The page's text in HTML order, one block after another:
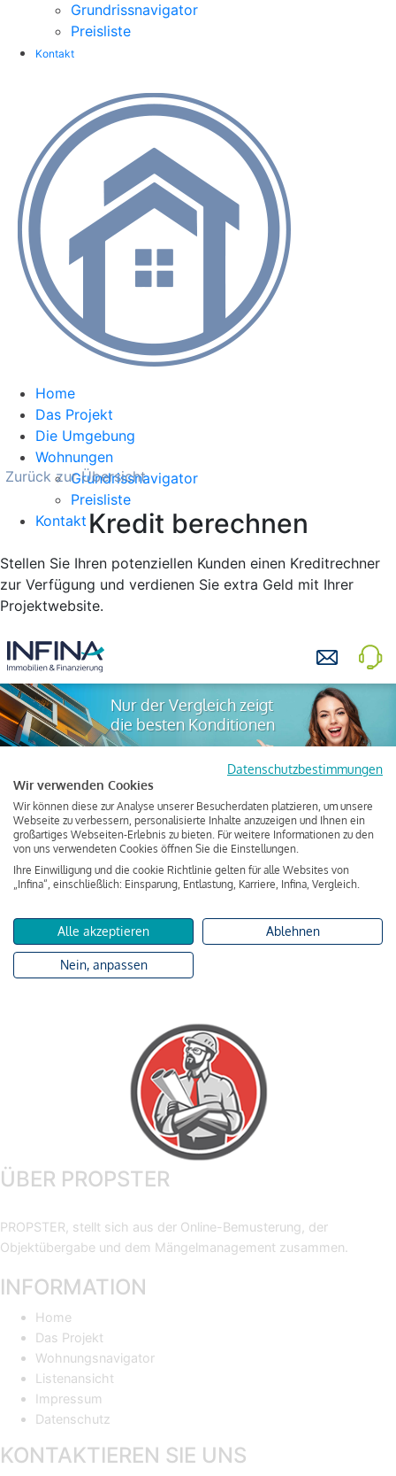
Grundrissnavigator
Preisliste
Kontakt
Home
Das Projekt
Die Umgebung
Wohnungen
Grundrissnavigator
Preisliste
Kontakt
Zurück zur Übersicht
Kredit berechnen
Stellen Sie Ihren potenziellen Kunden einen Kreditrechner
zur Verfügung und verdienen Sie extra Geld mit Ihrer
Projektwebsite.
ÜBER PROPSTER
PROPSTER, stellt sich aus der Online-Bemusterung, der
Objektübergabe und dem Mängelmanagement zusammen.
INFORMATION
Home
Das Projekt
Wohnungsnavigator
Listenansicht
Impressum
Datenschutz
KONTAKTIEREN SIE UNS